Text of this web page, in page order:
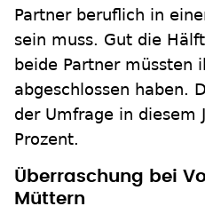
Partner beruflich in
sein muss. Gut die
beide Partner müssten
abgeschlossen haben.
der Umfrage in diesem
Prozent.
Überraschung bei
Müttern